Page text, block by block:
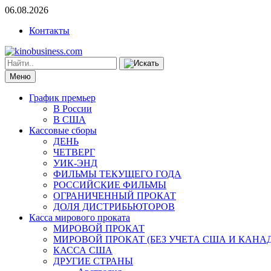
06.08.2026
Контакты
Меню
График премьер
В России
В США
Кассовые сборы
ДЕНЬ
ЧЕТВЕРГ
УИК-ЭНД
ФИЛЬМЫ ТЕКУЩЕГО ГОДА
РОССИЙСКИЕ ФИЛЬМЫ
ОГРАНИЧЕННЫЙ ПРОКАТ
ДОЛЯ ДИСТРИБЬЮТОРОВ
Касса мирового проката
МИРОВОЙ ПРОКАТ
МИРОВОЙ ПРОКАТ (БЕЗ УЧЕТА США И
КАССА США
ДРУГИЕ СТРАНЫ